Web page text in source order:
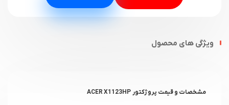
ویژگی های محصول
مشخصات و قیمت پروژکتور ACER X1123HP